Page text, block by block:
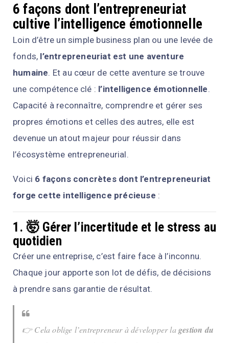
6 façons dont l’entrepreneuriat
cultive l’intelligence émotionnelle
Loin d’être un simple business plan ou une levée de
fonds, l’entrepreneuriat est une aventure
humaine. Et au cœur de cette aventure se trouve
une compétence clé : l’intelligence émotionnelle.
Capacité à reconnaître, comprendre et gérer ses
propres émotions et celles des autres, elle est
devenue un atout majeur pour réussir dans
l’écosystème entrepreneurial.
Voici 6 façons concrètes dont l’entrepreneuriat
forge cette intelligence précieuse :
1. 🤯 Gérer l’incertitude et le stress au
quotidien
Créer une entreprise, c’est faire face à l’inconnu.
Chaque jour apporte son lot de défis, de décisions
à prendre sans garantie de résultat.
👉 Cela oblige l’entrepreneur à développer lagestion du